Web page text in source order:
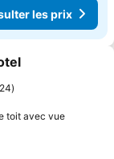
les prix
favoris
toit avec vue